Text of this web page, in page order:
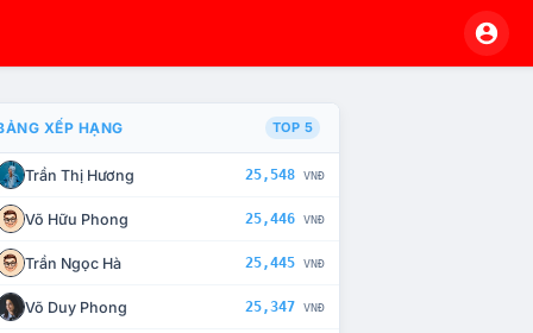
CHẾ TÀI XỬ LÝ VI PHẠM
XẾP HẠNG TOP 5
Trần Thị Hương 25,548 VNĐ
Võ Hữu Phong 25,446 VNĐ
Trần Ngọc Hà 25,445 VNĐ
Võ Duy Phong 25,347 VNĐ